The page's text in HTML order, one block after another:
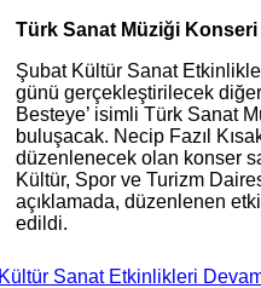
Türk Sanat Müziği Konseri
Şubat Kültür Sanat
günü gerçekleştirilecek
Besteye’ isimli Türk Sanat
buluşacak. Necip Fazıl
düzenlenecek olan konser
Kültür, Spor ve Turizm
açıklamada, düzenlenen
edildi.
Sanat Etkinlikleri